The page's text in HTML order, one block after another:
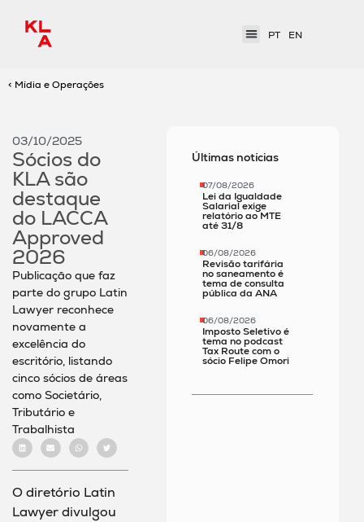
PT EN
< Mídia e Operações
03/10/2025
Sócios do
KLA são
destaque
do LACCA
Approved
2026
Publicação que faz
parte do grupo Latin
Lawyer reconhece
novamente a
excelência do
escritório, listando
cinco sócios de áreas
como Societário,
Tributário e
Trabalhista
O diretório Latin
Lawyer divulgou
Últimas notícias
07/08/2026
Lei da Igualdade
Salarial exige
relatório ao MTE
até 31/8
06/08/2026
Revisão tarifária
no saneamento é
tema de consulta
pública da ANA
06/08/2026
Imposto Seletivo é
tema no podcast
Tax Route com o
sócio Felipe Omori